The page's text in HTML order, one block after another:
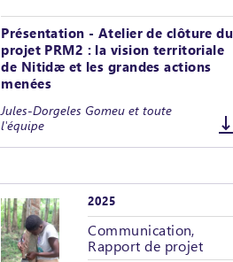
Présentation - Atelier de clôture du
projet PRM2 : la vision territoriale
de Nitidæ et les grandes actions
menées
Jules-Dorgeles Gomeu et toute
l'équipe
2025
Communication,
Rapport de projet